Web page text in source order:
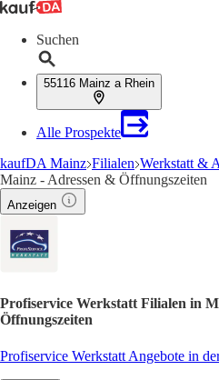
Suchen
55116 Mainz a Rhein
Alle Prospekte
kaufDA Mainz Filialen Werkstatt &
Mainz - Adressen & Öffnungszeiten
Anzeigen
Profiservice Werkstatt Filialen in
Öffnungszeiten
Profiservice Werkstatt Angebote in